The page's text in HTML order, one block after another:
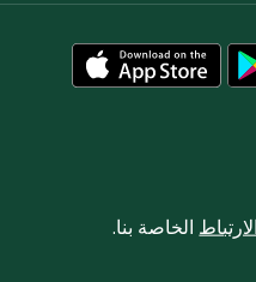
الخاصة بنا.